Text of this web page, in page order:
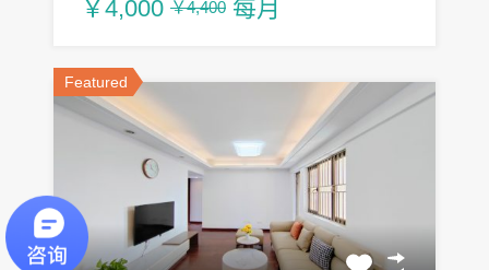
￥4,000 ￥4,400 每月
Featured